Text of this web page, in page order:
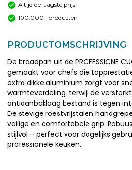
Altijd de laagste prijs
100.000+ producten
PRODUCTOMSCHRIJVING
De braadpan uit de PROFESSIONE
gemaakt voor chefs die
extra dikke aluminium zorgt voor
warmteverdeling, terwijl de
antiaanbaklaag bestand is tegen
De stevige roestvrijstalen
veilige en comfortabele grip.
stijlvol – perfect voor dagelijks
professionele keuken.